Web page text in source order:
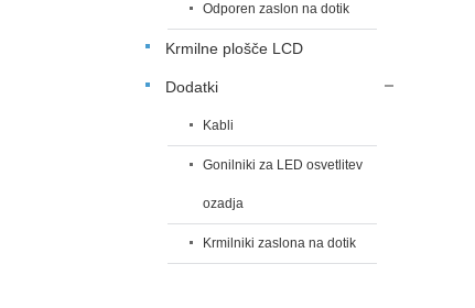
Odporen zaslon na dotik
Krmilne plošče LCD
Dodatki
Kabli
Gonilniki za LED osvetlitev
ozadja
Krmilniki zaslona na dotik